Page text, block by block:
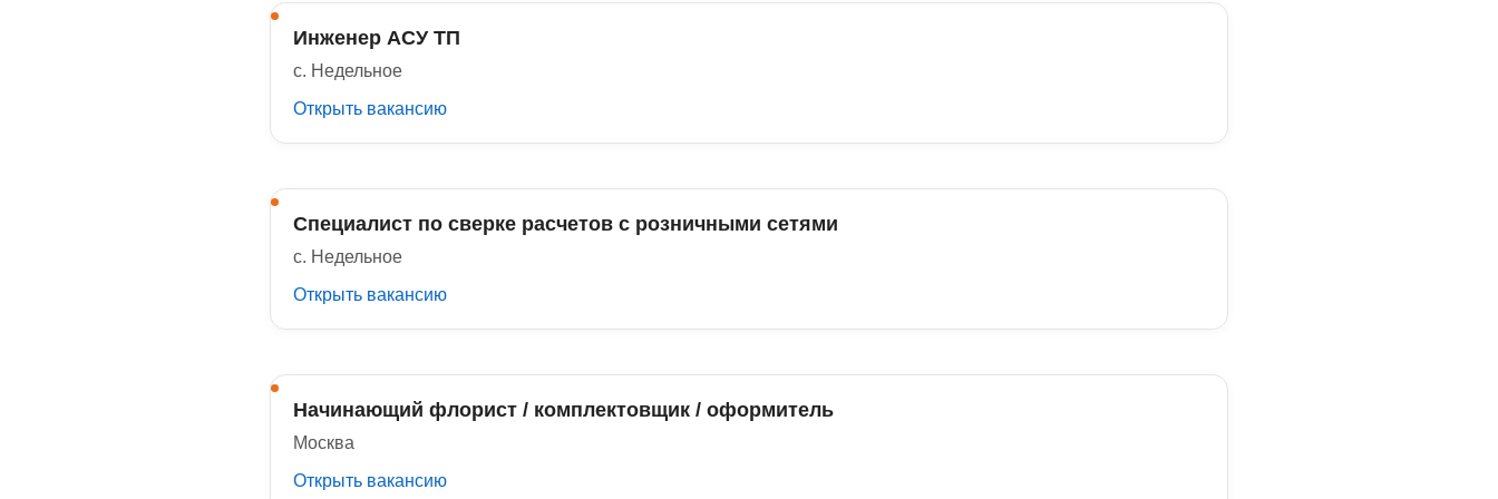
Инженер АСУ ТП
с. Недельное
Открыть вакансию
Специалист по сверке расчетов c розничными сетями
с. Недельное
Открыть вакансию
Начинающий флорист / комплектовщик / оформитель
Москва
Открыть вакансию